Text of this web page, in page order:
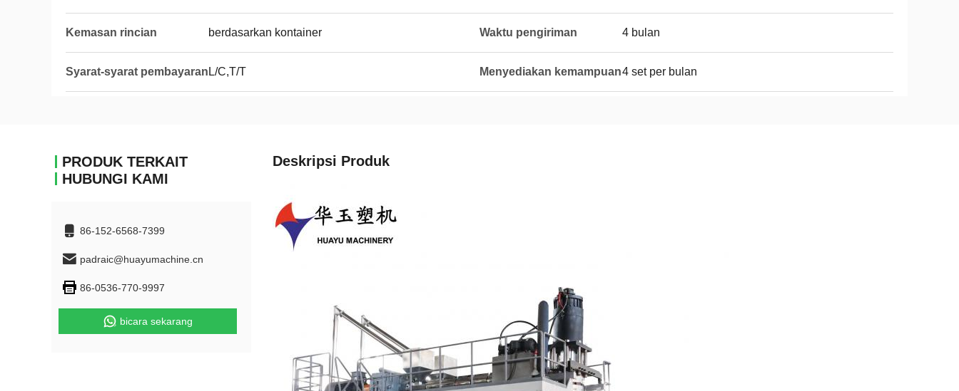
Kemasan rincian berdasarkan kontainer Waktu pengiriman 4 bulan
Syarat-syarat pembayaran L/C,T/T Menyediakan kemampuan4 set per bulan
PRODUK TERKAIT
HUBUNGI KAMI
86-152-6568-7399
padraic@huayumachine.cn
86-0536-770-9997
bicara sekarang
Deskripsi Produk